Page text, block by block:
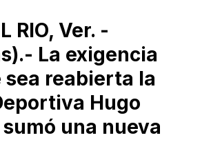
RIO, Ver. -
La exigencia
sea reabierta la
Hugo
una nueva